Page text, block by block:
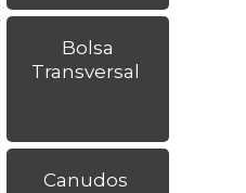
Bolsa
Transversal
Canudos